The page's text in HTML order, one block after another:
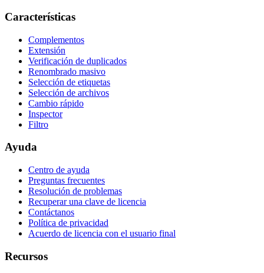
Características
Complementos
Extensión
Verificación de duplicados
Renombrado masivo
Selección de etiquetas
Selección de archivos
Cambio rápido
Inspector
Filtro
Ayuda
Centro de ayuda
Preguntas frecuentes
Resolución de problemas
Recuperar una clave de licencia
Contáctanos
Política de privacidad
Acuerdo de licencia con el usuario final
Recursos